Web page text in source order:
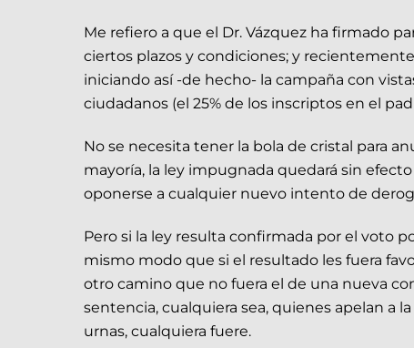
Me refiero a que el Dr. Vázquez ha firmado
ciertos plazos y condiciones; y
iniciando así -de hecho- la campaña con
ciudadanos (el 25% de los inscriptos en el
No se necesita tener la bola de cristal para
mayoría, la ley impugnada quedará sin
oponerse a cualquier nuevo intento de
Pero si la ley resulta confirmada por el voto
mismo modo que si el resultado les fuera
otro camino que no fuera el de una nueva
sentencia, cualquiera sea, quienes apelan a
urnas, cualquiera fuere.